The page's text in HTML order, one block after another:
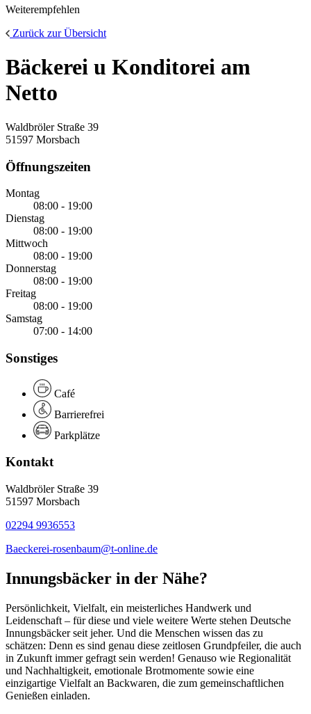
Weiterempfehlen
Zurück zur Übersicht
Bäckerei u Konditorei am
Netto
Waldbröler Straße 39
51597 Morsbach
Öffnungszeiten
Montag
08:00 - 19:00
Dienstag
08:00 - 19:00
Mittwoch
08:00 - 19:00
Donnerstag
08:00 - 19:00
Freitag
08:00 - 19:00
Samstag
07:00 - 14:00
Sonstiges
Café
Barrierefrei
Parkplätze
Kontakt
Waldbröler Straße 39
51597 Morsbach
02294 9936553
Baeckerei-rosenbaum@t-online.de
Innungsbäcker in der Nähe?
Persönlichkeit, Vielfalt, ein meisterliches Handwerk und
Leidenschaft – für diese und viele weitere Werte stehen Deutsche
Innungsbäcker seit jeher. Und die Menschen wissen das zu
schätzen: Denn es sind genau diese zeitlosen Grundpfeiler, die auch
in Zukunft immer gefragt sein werden! Genauso wie Regionalität
und Nachhaltigkeit, emotionale Brotmomente sowie eine
einzigartige Vielfalt an Backwaren, die zum gemeinschaftlichen
Genießen einladen.